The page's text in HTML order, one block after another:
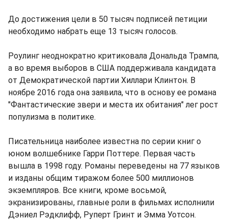
До достижения цели в 50 тысяч подписей петиции
необходимо набрать еще 13 тысяч голосов.
Роулинг неоднократно критиковала Дональда Трампа,
а во время выборов в США поддерживала кандидата
от Демократической партии Хиллари Клинтон. В
ноябре 2016 года она заявила, что в основу ее романа
"Фантастические звери и места их обитания" лег рост
популизма в политике.
Писательница наиболее известна по серии книг о
юном волшебнике Гарри Поттере. Первая часть
вышла в 1998 году. Романы переведены на 77 языков
и изданы общим тиражом более 500 миллионов
экземпляров. Все книги, кроме восьмой,
экранизированы, главные роли в фильмах исполнили
Дэниел Рэдклифф, Руперт Гринт и Эмма Уотсон.